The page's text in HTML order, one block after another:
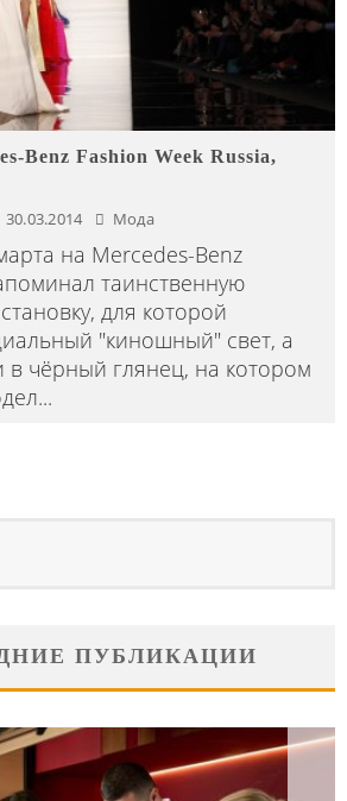
Benz Fashion Week Russia,
30.03.2014 Мода
на Mercedes-Benz
таинственную
для которой
"киношный" свет, а
в чёрный глянец, на котором
...
ПУБЛИКАЦИИ